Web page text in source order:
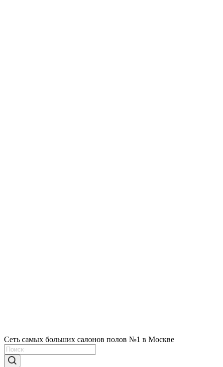
Сеть самых больших салонов полов №1 в Москве